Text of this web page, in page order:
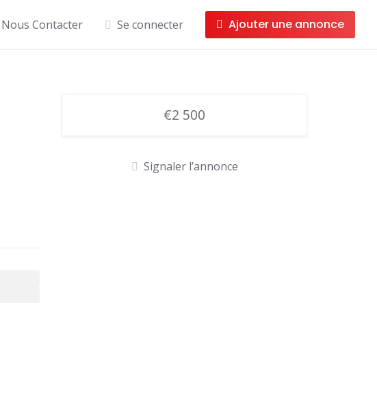
Nous Contacter Se connecter Ajouter une annonce
€2 500
Signaler l’annonce